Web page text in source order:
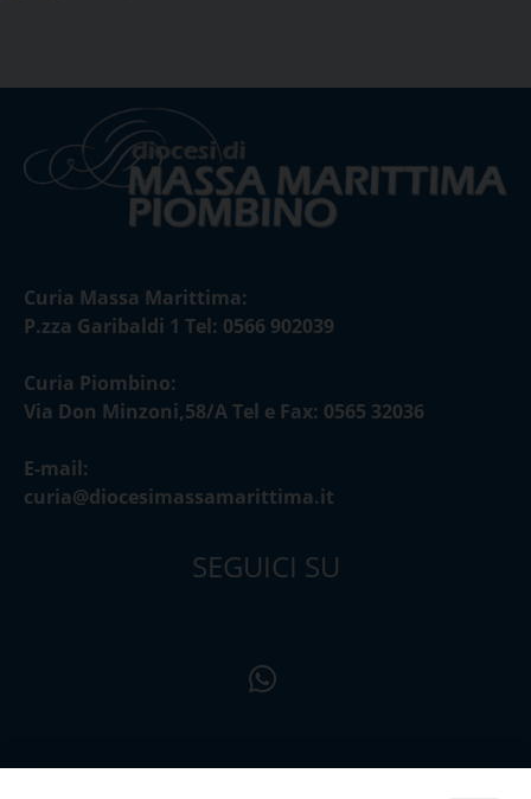
Curia Massa Marittima:
P.zza Garibaldi 1 Tel: 0566 902039
Curia Piombino:
Via Don Minzoni,58/A Tel e Fax: 0565 32036
E-mail:
curia@diocesimassamarittima.it
SEGUICI SU